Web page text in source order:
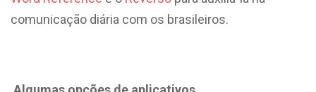
comunicação diária com os brasileiros.